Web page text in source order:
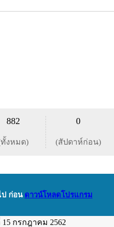
882
งหมด)
0
(สัปดาห์ก่อน)
ป ก่อน ดาวน์โหลดโปรแกรม
กรกฎาคม 2562